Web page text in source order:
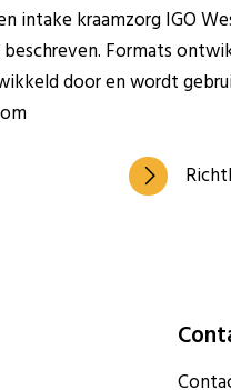
intake kraamzorg IGO
Formats
door en wordt